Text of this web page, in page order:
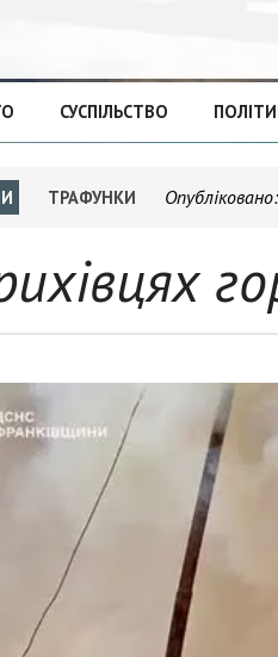
СУСПІЛЬСТВО
ТРАФУНКИ Опубліковано: